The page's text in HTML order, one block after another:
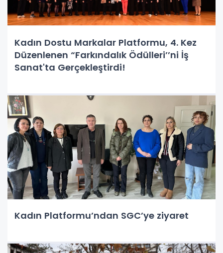
Kadın Dostu Markalar Platformu, 4. Kez
Düzenlenen “Farkındalık Ödülleri’’ni İş
Sanat'ta Gerçekleştirdi!
Kadın Platformu’ndan SGC’ye ziyaret